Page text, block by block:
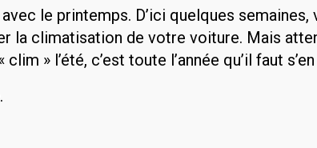
le printemps. D’ici quelques semaines,
la climatisation de votre voiture. Mais
» l’été, c’est toute l’année qu’il faut